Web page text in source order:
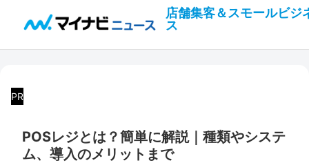
店舗集客＆スモールビジ
ス
PR
POSレジとは？簡単に解説｜種類やシステ
ム、導入のメリットまで